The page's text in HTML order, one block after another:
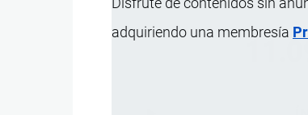
adquiriendo una membresía